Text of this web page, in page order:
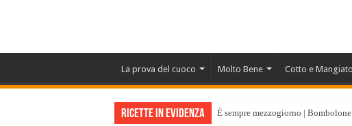
La prova del cuoco Molto Bene Cotto e Mangiato
Ricette in evidenza È sempre mezzogiorno |